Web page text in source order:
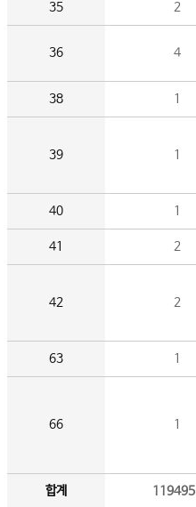
35 2
36 4
38 1
39 1
40 1
41 2
42 2
63 1
66 1
합계